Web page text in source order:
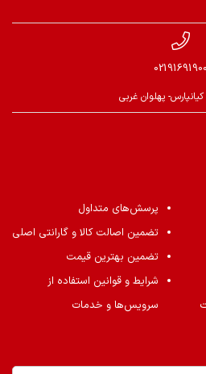
02191691900
کیانپارس- پهلوان غربی
پرسش‌های متداول
تضمین اصالت کالا و گارانتی اصلی
تضمین بهترین قیمت
شرایط و قوانین استفاده از
سرویس‌ها و خدمات